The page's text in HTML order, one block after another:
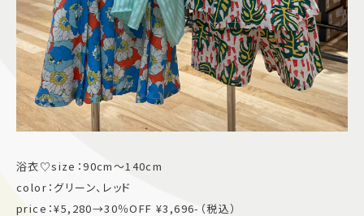
浴衣♡size：90cm〜140cm
color：グリーン、レッド
price：¥5,280→30％OFF ¥3,696-（税込）